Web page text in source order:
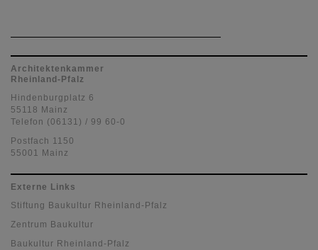
Architektenkammer
Rheinland-Pfalz
Hindenburgplatz 6
55118 Mainz
Telefon (06131) / 99 60-0
Postfach 1150
55001 Mainz
Externe Links
Stiftung Baukultur Rheinland-Pfalz
Zentrum Baukultur
Baukultur Rheinland-Pfalz